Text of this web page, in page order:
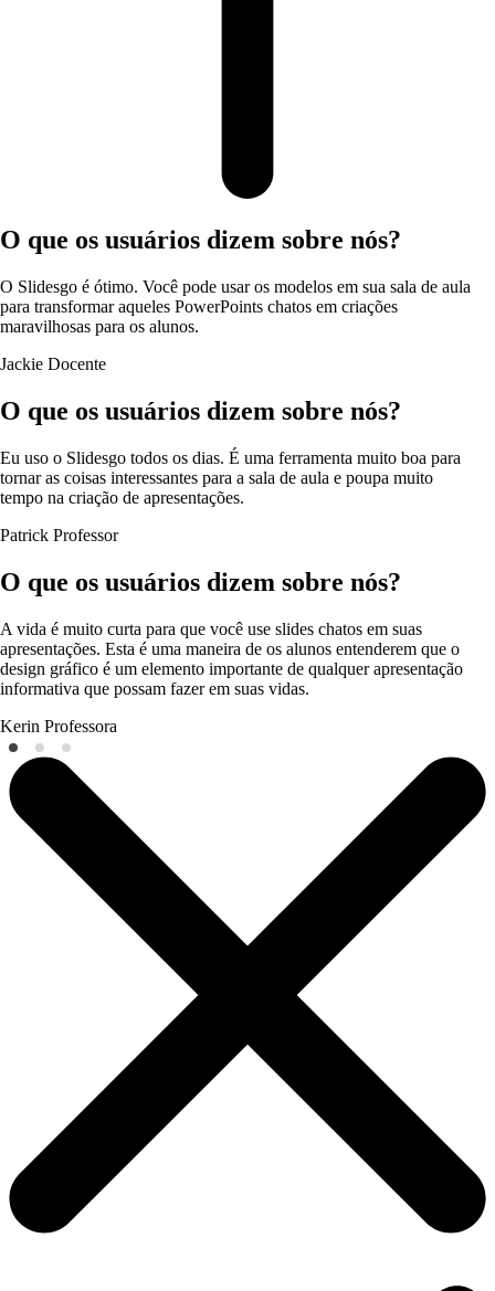
O que os usuários dizem sobre nós?
O Slidesgo é ótimo. Você pode usar os modelos em sua sala de aula
para transformar aqueles PowerPoints chatos em criações
maravilhosas para os alunos.
Jackie Docente
O que os usuários dizem sobre nós?
Eu uso o Slidesgo todos os dias. É uma ferramenta muito boa para
tornar as coisas interessantes para a sala de aula e poupa muito
tempo na criação de apresentações.
Patrick Professor
O que os usuários dizem sobre nós?
A vida é muito curta para que você use slides chatos em suas
apresentações. Esta é uma maneira de os alunos entenderem que o
design gráfico é um elemento importante de qualquer apresentação
informativa que possam fazer em suas vidas.
Kerin Professora